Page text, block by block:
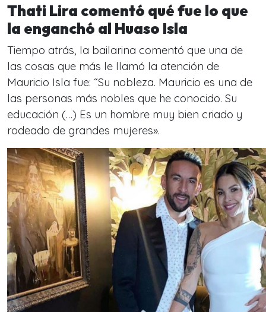
Thati Lira comentó qué fue lo que
la enganchó al Huaso Isla
Tiempo atrás, la bailarina comentó que una de
las cosas que más le llamó la atención de
Mauricio Isla fue: “Su nobleza. Mauricio es una de
las personas más nobles que he conocido. Su
educación (…) Es un hombre muy bien criado y
rodeado de grandes mujeres».